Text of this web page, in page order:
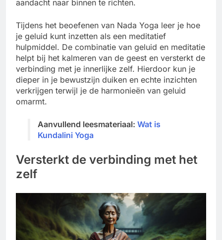
aandacht naar binnen te richten.
Tijdens het beoefenen van Nada Yoga leer je hoe
je geluid kunt inzetten als een meditatief
hulpmiddel. De combinatie van geluid en meditatie
helpt bij het kalmeren van de geest en versterkt de
verbinding met je innerlijke zelf. Hierdoor kun je
dieper in je bewustzijn duiken en echte inzichten
verkrijgen terwijl je de harmonieën van geluid
omarmt.
Aanvullend leesmateriaal: Wat is
Kundalini Yoga
Versterkt de verbinding met het
zelf